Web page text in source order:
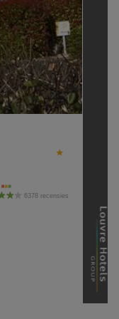
6378 recensies